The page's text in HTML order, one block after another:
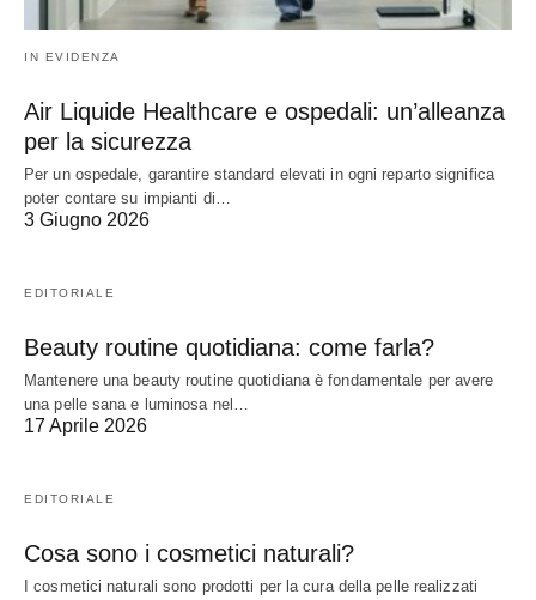
IN EVIDENZA
Air Liquide Healthcare e ospedali: un’alleanza
per la sicurezza
Per un ospedale, garantire standard elevati in ogni reparto significa
poter contare su impianti di…
3 Giugno 2026
EDITORIALE
Beauty routine quotidiana: come farla?
Mantenere una beauty routine quotidiana è fondamentale per avere
una pelle sana e luminosa nel…
17 Aprile 2026
EDITORIALE
Cosa sono i cosmetici naturali?
I cosmetici naturali sono prodotti per la cura della pelle realizzati